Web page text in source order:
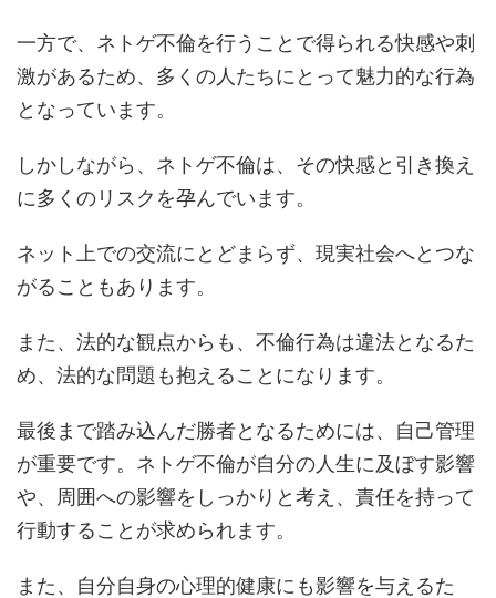
一方で、ネトゲ不倫を行うことで得られる快感や刺
激があるため、多くの人たちにとって魅力的な行為
となっています。
しかしながら、ネトゲ不倫は、その快感と引き換え
に多くのリスクを孕んでいます。
ネット上での交流にとどまらず、現実社会へとつな
がることもあります。
また、法的な観点からも、不倫行為は違法となるた
め、法的な問題も抱えることになります。
最後まで踏み込んだ勝者となるためには、自己管理
が重要です。ネトゲ不倫が自分の人生に及ぼす影響
や、周囲への影響をしっかりと考え、責任を持って
行動することが求められます。
また、自分自身の心理的健康にも影響を与えるた